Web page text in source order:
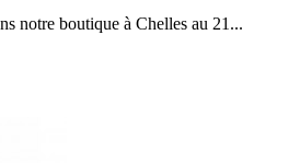
notre boutique à Chelles au 21...